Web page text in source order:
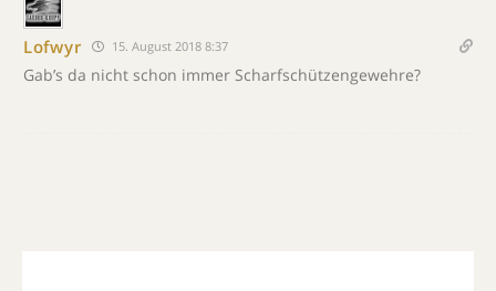
Lofwyr 15. August 2018 8:37
Gab’s da nicht schon immer Scharfschützengewehre?